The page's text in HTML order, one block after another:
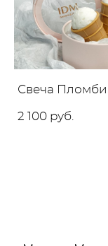
Свеча
2 100 pуб.